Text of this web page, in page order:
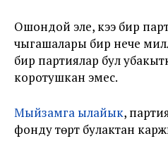
Ошондой эле, кээ бир
чыгашалары бир нече
бир партиялар бул
коротушкан эмес.
Мыйзамга ылайык,
фонду төрт булактан